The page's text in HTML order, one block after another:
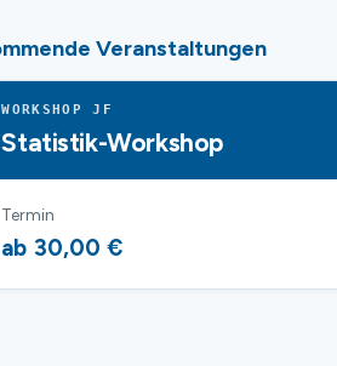
Veranstaltungen
WORKSHOP JF
Statistik-Workshop
Termin
ab 30,00 €